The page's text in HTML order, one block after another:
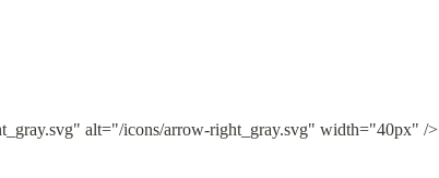
alt="/icons/arrow-right_gray.svg" width="40px" />